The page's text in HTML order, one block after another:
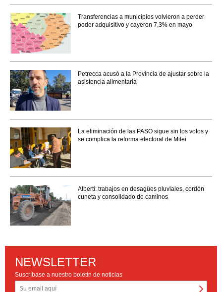
Transferencias a municipios volvieron a perder
poder adquisitivo y cayeron 7,3% en mayo
Petrecca acusó a la Provincia de ajustar sobre la
asistencia alimentaria
La eliminación de las PASO sigue sin los votos y
se complica la reforma electoral de Milei
Alberti: trabajos en desagües pluviales, cordón
cuneta y consolidado de caminos
NEWSLETTER
Suscríbase a nuestro boletín de noticias